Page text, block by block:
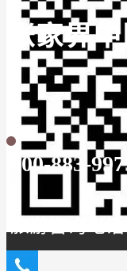
400-883-